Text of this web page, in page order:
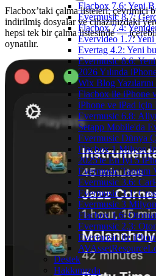
Flacbox 7.6: Yeni
Evermusic 8.7:
Flacbox 7.4:
Evervideo 1.7:
Evertag 4.2: Yeni
Evermusic 8.6:
2026 Yılında
Wix Blog
Flacbox ile iPhone
iPhone ve iPad
Evermusic 6.8:
Setapp Mobile'da
Evermusic Dünya
Flacbox 1 Milyon
2025'te En İyi 5
Evermusic
Evermusic 3.6:
Evermusic 3.1:
Evermusic 3
Flacbox 1.6:
Evermusic 2.3:
Evermusic ile
Destek
Hakkımızda
Flacbox’taki çalma listeleri; çevrimiçi
indirilmiş dosyalar ve cihazınızdaki
hepsi tek bir çalma listesinde —
oynatılır.